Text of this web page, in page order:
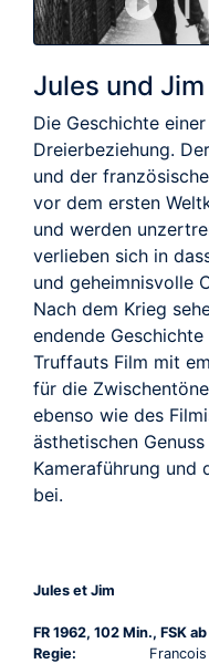
Jules und Jim
Die Geschichte
Dreierbeziehung.
und der
vor dem ersten
und werden
verlieben sich in
und geheimnisvolle
Nach dem Krieg
endende
Truffauts Film mit
für die
ebenso wie des
ästhetischen
Kameraführung und
bei.
Jules et Jim
FR 1962, 102 Min., FSK
Regie: